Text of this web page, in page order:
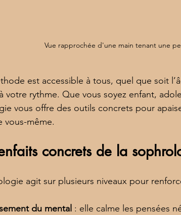
Vue rapprochée d'une main tenant une
est accessible à tous, quel que soit
votre rythme. Que vous soyez enfant,
vous offre des outils concrets pour
vous-même.
concrets de la
agit sur plusieurs niveaux pour
du mental : elle calme les pensées